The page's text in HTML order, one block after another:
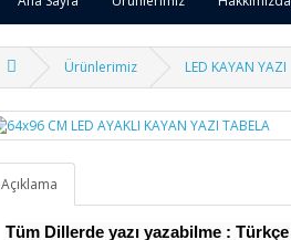
Ürünlerimiz LED KAYAN YAZI
Açıklama
Tüm Dillerde yazı yazabilme :